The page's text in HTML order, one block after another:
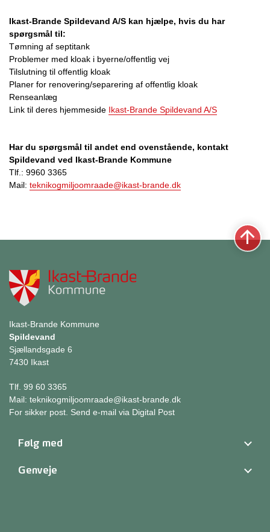
Ikast-Brande Spildevand A/S kan hjælpe, hvis du har
spørgsmål til:
Tømning af septitank
Problemer med kloak i byerne/offentlig vej
Tilslutning til offentlig kloak
Planer for renovering/separering af offentlig kloak
Renseanlæg
Link til deres hjemmeside Ikast-Brande Spildevand A/S
Har du spørgsmål til andet end ovenstående, kontakt
Spildevand ved Ikast-Brande Kommune
Tlf.: 9960 3365
Mail: teknikogmiljoomraade@ikast-brande.dk
Ikast-Brande Kommune
Spildevand
Sjællandsgade 6
7430 Ikast
Tlf. 99 60 3365
Mail: teknikogmiljoomraade@ikast-brande.dk
For sikker post. Send e-mail via Digital Post
Følg med
Genveje